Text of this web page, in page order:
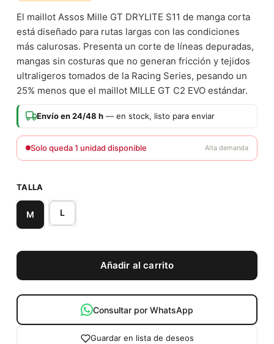
El maillot Assos Mille GT DRYLITE S11 de manga corta
está diseñado para rutas largas con las condiciones
más calurosas. Presenta un corte de líneas depuradas,
mangas sin costuras que no generan fricción y tejidos
ultraligeros tomados de la Racing Series, pesando un
25% menos que el maillot MILLE GT C2 EVO estándar.
Envío en 24/48 h — en stock, listo para enviar
Solo queda 1 unidad disponible Alta demanda
TALLA
M L
Añadir al carrito
Consultar por WhatsApp
Guardar en lista de deseos